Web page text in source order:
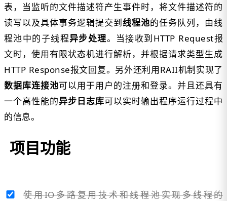
表，当监听的文件描述符产生事件时，将文件描述符的
读写以及具体事务逻辑提交到线程池的任务队列，由线
程池中的子线程异步处理。当接收到HTTP Request报
文时，使用有限状态机进行解析，并根据请求类型生成
HTTP Response报文回复。另外还利用RAII机制实现了
数据库连接池可以用于用户的注册和登录。并且还具有
一个高性能的异步日志库可以实时输出程序运行过程中
的信息。
项目功能
使用IO多路复用技术和线程池实现多线程的